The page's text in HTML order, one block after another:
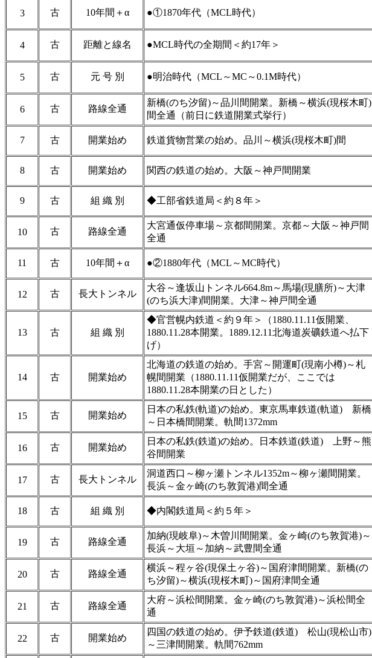
3 古 10年間＋α ●①1870年代（MCL時代）
4 古 距離と線名 ●MCL時代の全期間＜約17年＞
5 古 元 号 別 ●明治時代（MCL～MC～0.1M時代）
6 古 路線全通
新橋(のち汐留)～品川間開業。新橋～横浜(現桜木町)
間全通（前日に鉄道開業式挙行）
7 古 開業始め 鉄道貨物営業の始め。品川～横浜(現桜木町)間
8 古 開業始め 関西の鉄道の始め。大阪～神戸間開業
9 古 組 織 別 ◆工部省鉄道局＜約８年＞
10 古 路線全通
大宮通仮停車場～京都間開業。京都～大阪～神戸間
全通
11 古 10年間＋α ●②1880年代（MCL～MC時代）
12 古 長大トンネル
大谷～逢坂山トンネル664.8m～馬場(現膳所)～大津
(のち浜大津)間開業。大津～神戸間全通
13 古 組 織 別
◆官営幌内鉄道＜約９年＞（1880.11.11仮開業、
1880.11.28本開業。1889.12.11北海道炭礦鉄道へ払下
げ）
14 古 開業始め
北海道の鉄道の始め。手宮～開運町(現南小樽)～札
幌間開業（1880.11.11仮開業だが、ここでは
1880.11.28本開業の日とした）
15 古 開業始め
日本の私鉄(軌道)の始め。東京馬車鉄道(軌道) 新橋
～日本橋間開業。軌間1372mm
16 古 開業始め
日本の私鉄(鉄道)の始め。日本鉄道(鉄道) 上野～熊
谷間開業
17 古 長大トンネル
洞道西口～柳ヶ瀬トンネル1352m～柳ヶ瀬間開業。
長浜～金ヶ崎(のち敦賀港)間全通
18 古 組 織 別 ◆内閣鉄道局＜約５年＞
19 古 路線全通
加納(現岐阜)～木曽川間開業。金ヶ崎(のち敦賀港)～
長浜～大垣～加納～武豊間全通
20 古 路線全通
横浜～程ヶ谷(現保土ヶ谷)～国府津間開業。新橋(の
ち汐留)～横浜(現桜木町)～国府津間全通
21 古 路線全通
大府～浜松間開業。金ヶ崎(のち敦賀港)～浜松間全
通
22 古 開業始め
四国の鉄道の始め。伊予鉄道(鉄道) 松山(現松山市)
～三津間開業。軌間762mm